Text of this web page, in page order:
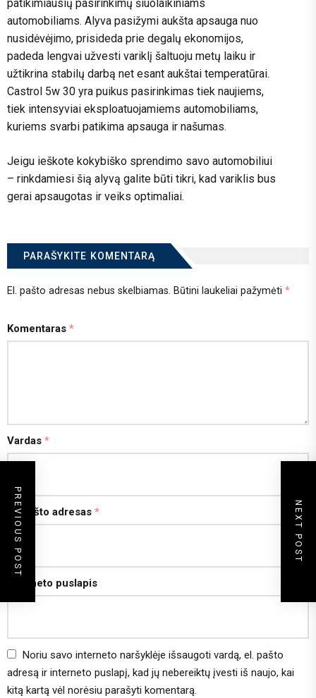
patikimiausių pasirinkimų šiuolaikiniams
automobiliams. Alyva pasižymi aukšta apsauga nuo
nusidėvėjimo, prisideda prie degalų ekonomijos,
padeda lengvai užvesti variklį šaltuoju metų laiku ir
užtikrina stabilų darbą net esant aukštai temperatūrai.
Castrol 5w 30 yra puikus pasirinkimas tiek naujiems,
tiek intensyviai eksploatuojamiems automobiliams,
kuriems svarbi patikima apsauga ir našumas.
Jeigu ieškote kokybiško sprendimo savo automobiliui
– rinkdamiesi šią alyvą galite būti tikri, kad variklis bus
gerai apsaugotas ir veiks optimaliai.
PARAŠYKITE KOMENTARĄ
El. pašto adresas nebus skelbiamas. Būtini laukeliai pažymėti *
Komentaras *
Vardas *
El. pašto adresas *
Interneto puslapis
Noriu savo interneto naršyklėje išsaugoti vardą, el. pašto
adresą ir interneto puslapį, kad jų nebereiktų įvesti iš naujo, kai
kitą kartą vėl norėsiu parašyti komentarą.
PREVIOUS POST NEXT POST